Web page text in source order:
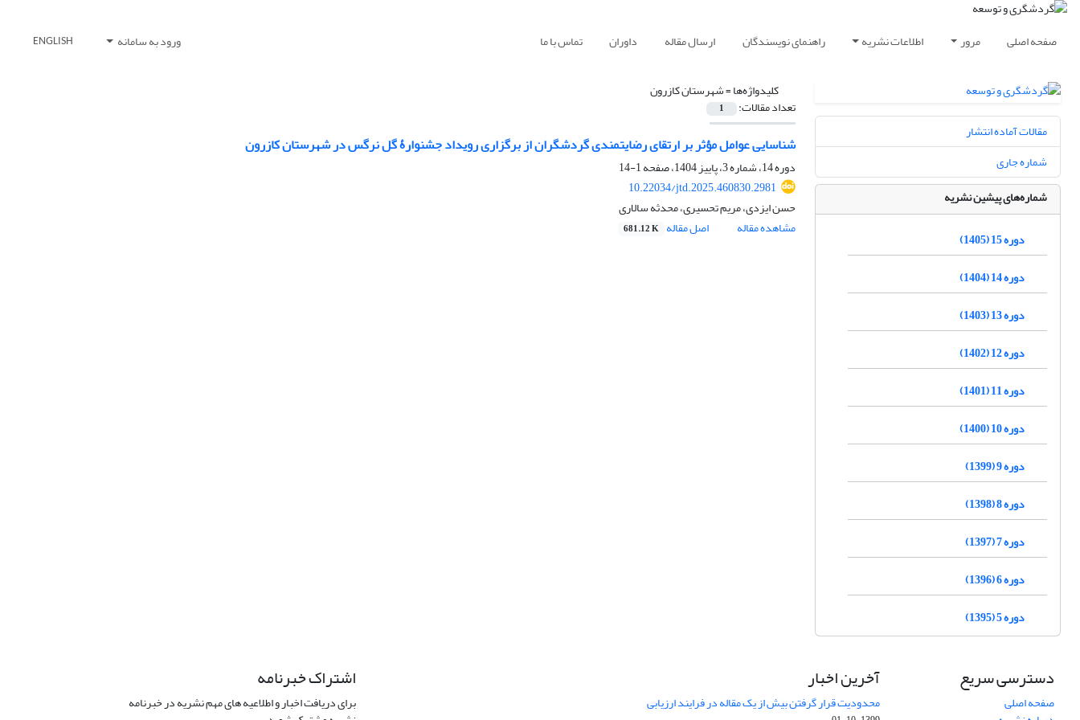
صفحه اصلی مرور اطلاعات نشریه راهنمای نویسندگان ارسال مقاله داوران تماس با ما ورود به سامانه ENGLISH
کلیدواژه‌ها =شهرستان کازرون
تعداد مقالات: 1
شناسایی عوامل مؤثر بر ارتقای رضایتمندی گردشگران از برگزاری رویداد جشنوارۀ گل نرگس در شهرستان کازرون
دوره 14، شماره 3، پاییز 1404، صفحه
1-14
10.22034/jtd.2025.460830.2981
حسن ایزدی، مریم تحسیری، محدثه سالاری
مشاهده مقاله
اصل مقاله 681.12 K
مقالات آماده انتشار
شماره جاری
شماره‌های پیشین نشریه
دوره 15 (1405)
دوره 14 (1404)
دوره 13 (1403)
دوره 12 (1402)
دوره 11 (1401)
دوره 10 (1400)
دوره 9 (1399)
دوره 8 (1398)
دوره 7 (1397)
دوره 6 (1396)
دوره 5 (1395)
دسترسی سریع
صفحه اصلی
آخرین اخبار
محدودیت قرار گرفتن بیش از یک مقاله در فرایند ارزیابی
اشتراک خبرنامه
برای دریافت اخبار و اطلاعیه های مهم نشریه در خبرنامه